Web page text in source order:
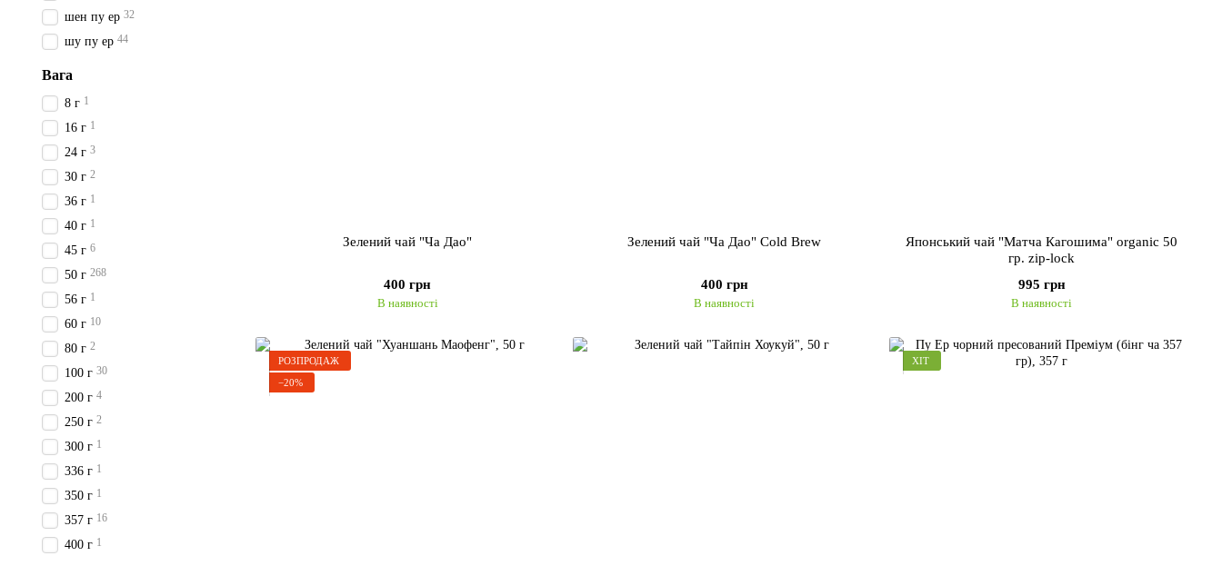
Зелений чай "Ча Дао"
400 грн
В наявності
Зелений чай "Ча Дао" Cold Brew
400 грн
В наявності
Японський чай "Матча Кагошима" organic 50
гр. zip-lock
995 грн
В наявності
РОЗПРОДАЖ
−20%
ХІТ
шен пу ер 32
шу пу ер 44
Вага
8 г 1
16 г 1
24 г 3
30 г 2
36 г 1
40 г 1
45 г 6
50 г 268
56 г 1
60 г 10
80 г 2
100 г 30
200 г 4
250 г 2
300 г 1
336 г 1
350 г 1
357 г 16
400 г 1